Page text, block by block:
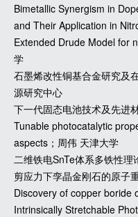
Bimetallic Synergism in
and Their Application in
Extended Drude Model for
学
石墨烯改性铜基合金研究及
源研究中心
下一代固态电池技术及先进
Tunable photocatalytic
aspects；周伟 天津大学
二维铁电SnTe体系多铁性
剪应力下孪晶金刚石的原子
Discovery of copper boride
Intrinsically Stretchable